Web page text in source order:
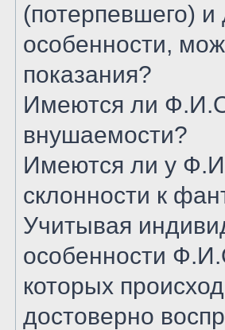
(потерпевшего) и
особенности,
показания?
Имеются ли
внушаемости?
Имеются ли у
склонности к
Учитывая
особенности
которых
достоверно